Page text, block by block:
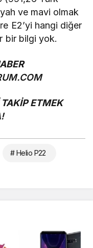
ve mavi olmak
E2’yi hangi diğer
bir bilgi yok.
TAKİP ETMEK
# Helio P22